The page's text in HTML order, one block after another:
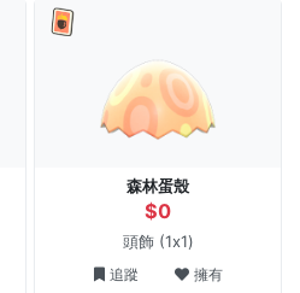
森林蛋殼
$0
頭飾 (1x1)
追蹤 擁有